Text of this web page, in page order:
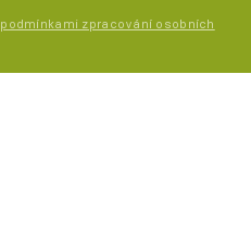
podmínkami zpracování osobních